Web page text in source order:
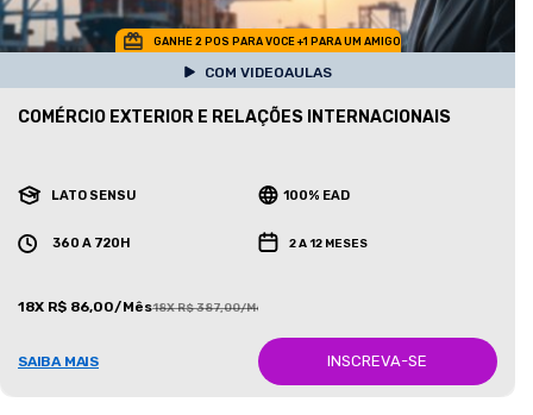
GANHE 2 POS PARA VOCE +1 PARA UM AMIGO
COM VIDEOAULAS
COMÉRCIO EXTERIOR E RELAÇÕES INTERNACIONAIS
LATO SENSU 100% EAD
360 A 720H 2 A 12 MESES
18X R$ 86,00/Mês18X R$ 387,00/Mês
SAIBA MAIS INSCREVA-SE